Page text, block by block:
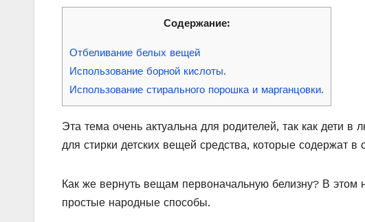
Содержание:
Отбеливание белых вещей
Использование борной кислоты.
Использование стирального порошка и марганцовки.
Эта тема очень актуальна для родителей, так как дети
для стирки детских вещей средства, которые содержат в
Как же вернуть вещам первоначальную белизну? В
простые народные способы.